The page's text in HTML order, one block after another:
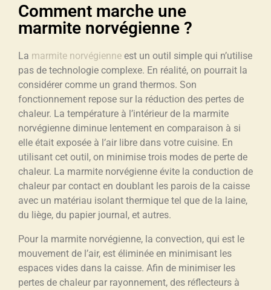
Comment marche une
marmite norvégienne ?
La marmite norvégienne est un outil simple qui n’utilise
pas de technologie complexe. En réalité, on pourrait la
considérer comme un grand thermos. Son
fonctionnement repose sur la réduction des pertes de
chaleur. La température à l’intérieur de la marmite
norvégienne diminue lentement en comparaison à si
elle était exposée à l’air libre dans votre cuisine. En
utilisant cet outil, on minimise trois modes de perte de
chaleur. La marmite norvégienne évite la conduction de
chaleur par contact en doublant les parois de la caisse
avec un matériau isolant thermique tel que de la laine,
du liège, du papier journal, et autres.
Pour la marmite norvégienne, la convection, qui est le
mouvement de l’air, est éliminée en minimisant les
espaces vides dans la caisse. Afin de minimiser les
pertes de chaleur par rayonnement, des réflecteurs à